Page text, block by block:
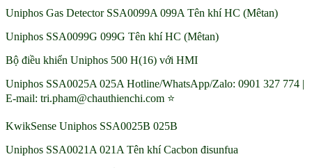
Uniphos Gas Detector SSA0099A 099A Tên khí HC (Mêtan)
Uniphos SSA0099G 099G Tên khí HC (Mêtan)
Bộ điều khiển Uniphos 500 H(16) với HMI
Uniphos SSA0025A 025A Hotline/WhatsApp/Zalo: 0901 327 774 |
E-mail: tri.pham@chauthienchi.com ⭐
KwikSense Uniphos SSA0025B 025B
Uniphos SSA0021A 021A Tên khí Cacbon đisunfua